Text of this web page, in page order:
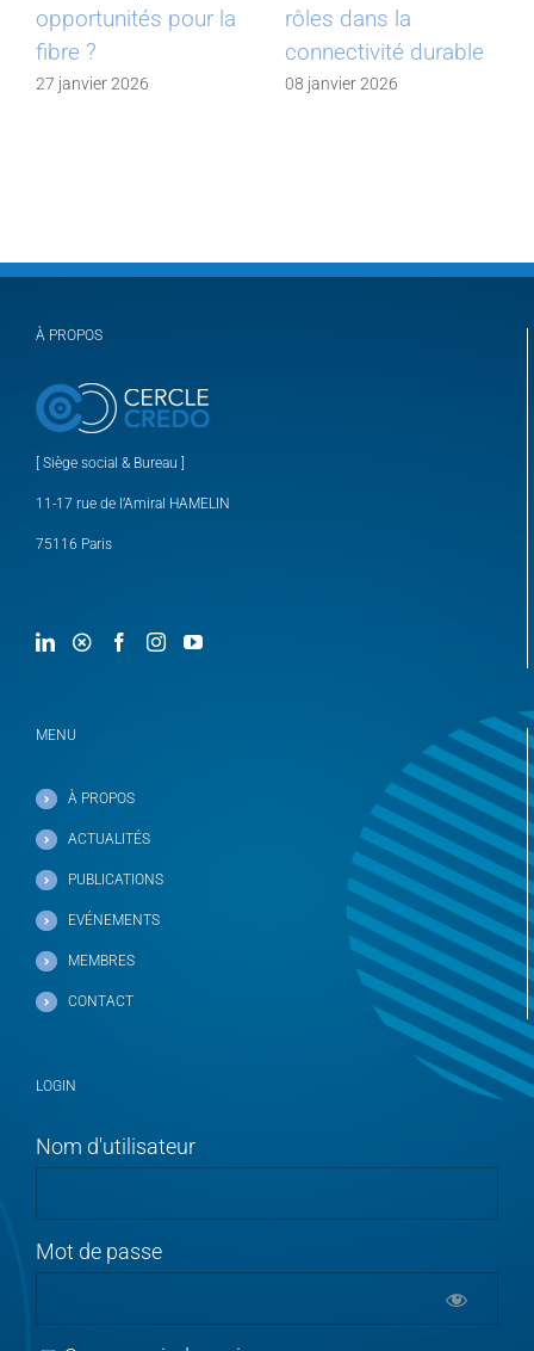
opportunités pour la
fibre ?
27 janvier 2026
rôles dans la
connectivité durable
08 janvier 2026
À PROPOS
[ Siège social & Bureau ]
11-17 rue de l’Amiral HAMELIN
75116 Paris
MENU
À PROPOS
ACTUALITÉS
PUBLICATIONS
EVÉNEMENTS
MEMBRES
CONTACT
LOGIN
Nom d'utilisateur
Mot de passe